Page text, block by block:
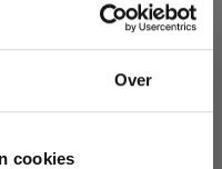
Over
cookies